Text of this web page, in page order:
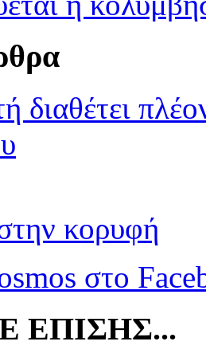
διαθέτει
κορυφή
ΕΠΙΣΗΣ...